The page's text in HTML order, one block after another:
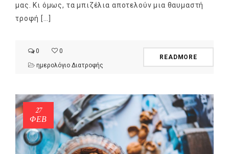
μας. Κι όμως, τα μπιζέλια αποτελούν μια θαυμαστή
τροφή […]
0
0
ημερολόγιο Διατροφής
READMORE
27
ΦΕΒ